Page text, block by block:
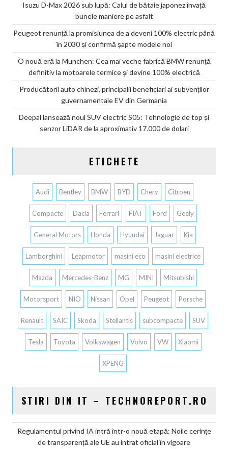
Isuzu D-Max 2026 sub lupă: Calul de bătaie japonez învață
bunele maniere pe asfalt
Peugeot renunță la promisiunea de a deveni 100% electric până
în 2030 și confirmă șapte modele noi
O nouă eră la Munchen: Cea mai veche fabrică BMW renunță
definitiv la motoarele termice și devine 100% electrică
Producătorii auto chinezi, principalii beneficiari ai subvenților
guvernamentale EV din Germania
Deepal lansează noul SUV electric S05: Tehnologie de top și
senzor LiDAR de la aproximativ 17.000 de dolari
ETICHETE
Audi Bentley BMW BYD Chery Citroen
Compacte Dacia Ferrari FIAT Ford Geely
General Motors Honda Hyundai Jaguar Kia
Lamborghini Leapmotor masini eco masini electrice
Mazda Mercedes-Benz MG MINI Mitsubishi
Motorsport NIO Nissan Opel Peugeot Porsche
Renault SAIC Skoda Stellantis subcompacte SUV
Tesla Toyota Volkswagen Volvo VW Xiaomi
XPENG
STIRI DIN IT – TECHNOREPORT.RO
Regulamentul privind IA intră într-o nouă etapă: Noile cerințe
de transparență ale UE au intrat oficial în vigoare